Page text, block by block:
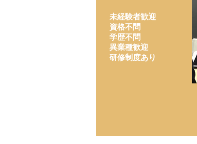
未経験者歓迎
資格不問
学歴不問
異業種歓迎
​研修制度あり